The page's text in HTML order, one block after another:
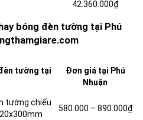
42.360.000₫
bóng đèn tường tại Phú
tường tại
Đơn giá tại Phú
Nhuận
tường chiếu
580.000 – 890.000₫